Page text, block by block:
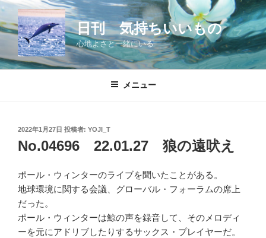
コ
ン
テ
ツ
日刊 気持ちいいもの
心地よさと一緒にいる
メニュー
投
稿
日:
2022年1月27日 投稿者: YOJI_T
No.04696 22.01.27 狼の遠吠え
ポール・ウィンターのライブを聞いたことがある。
地球環境に関する会議、グローバル・フォーラムの席上
だった。
ポール・ウィンターは鯨の声を録音して、そのメロディ
ーを元にアドリブしたりするサックス・プレイヤーだ。